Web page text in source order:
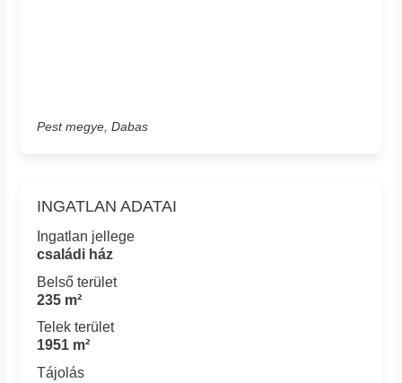
Pest megye, Dabas
INGATLAN ADATAI
Ingatlan jellege
családi ház
Belső terület
235 m²
Telek terület
1951 m²
Tájolás